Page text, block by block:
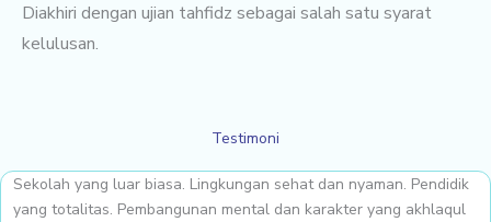
Diakhiri dengan ujian tahfidz sebagai salah satu syarat
kelulusan.
Testimoni
Sekolah yang luar biasa. Lingkungan sehat dan nyaman. Pendidik
yang totalitas. Pembangunan mental dan karakter yang akhlaqul